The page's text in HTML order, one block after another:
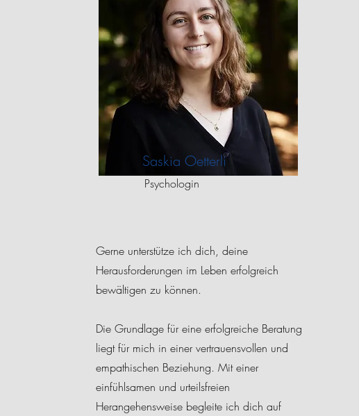
Saskia Oetterli
Psychologin
Gerne unterstütze ich dich, deine
Herausforderungen im Leben erfolgreich
bewältigen zu können.
Die Grundlage für eine erfolgreiche Beratung
liegt für mich in einer vertrauensvollen und
empathischen Beziehung. Mit einer
einfühlsamen und urteilsfreien
Herangehensweise begleite ich dich auf